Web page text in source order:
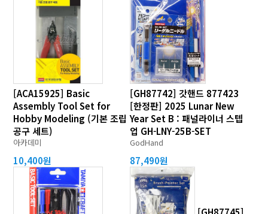
[ACA15925] Basic
Assembly Tool Set for
Hobby Modeling (기본 조립
공구 세트)
아카데미
10,400원
[GH87742] 갓핸드 877423
[한정판] 2025 Lunar New
Year Set B : 패널라이너 스텝
업 GH-LNY-25B-SET
GodHand
87,490원